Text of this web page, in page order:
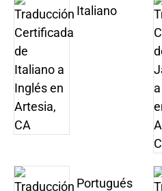
Italiano
Portugués